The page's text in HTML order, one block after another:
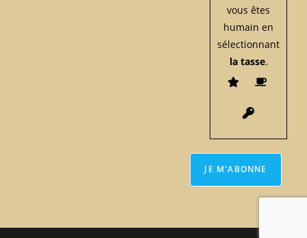
vous êtes
humain en
sélectionnant
la tasse.